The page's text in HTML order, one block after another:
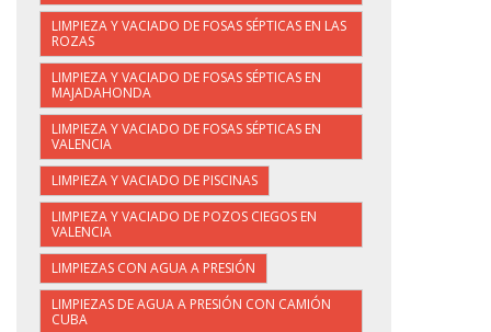
LIMPIEZA Y VACIADO DE FOSAS SÉPTICAS EN LAS
ROZAS
LIMPIEZA Y VACIADO DE FOSAS SÉPTICAS EN
MAJADAHONDA
LIMPIEZA Y VACIADO DE FOSAS SÉPTICAS EN
VALENCIA
LIMPIEZA Y VACIADO DE PISCINAS
LIMPIEZA Y VACIADO DE POZOS CIEGOS EN
VALENCIA
LIMPIEZAS CON AGUA A PRESIÓN
LIMPIEZAS DE AGUA A PRESIÓN CON CAMIÓN
CUBA